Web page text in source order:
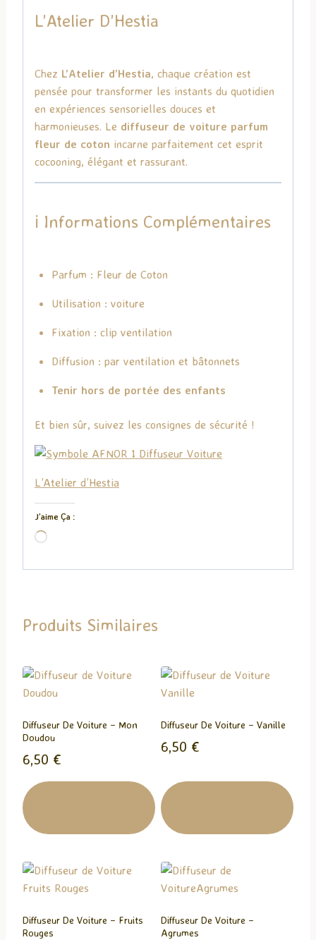
L’Atelier D’Hestia
Chez L’Atelier d’Hestia, chaque création est
pensée pour transformer les instants du quotidien
en expériences sensorielles douces et
harmonieuses. Le diffuseur de voiture parfum
fleur de coton incarne parfaitement cet esprit
cocooning, élégant et rassurant.
ℹ️ Informations Complémentaires
Parfum : Fleur de Coton
Utilisation : voiture
Fixation : clip ventilation
Diffusion : par ventilation et bâtonnets
Tenir hors de portée des enfants
Et bien sûr, suivez les consignes de sécurité !
L’Atelier d’Hestia
J’aime Ça :
C
a
e
n
t
Produits Similaires
Diffuseur De Voiture – Mon
Doudou
6,50 €
Diffuseur De Voiture – Vanille
6,50 €
Diffuseur De Voiture – Fruits
Rouges
Diffuseur De Voiture –
Agrumes